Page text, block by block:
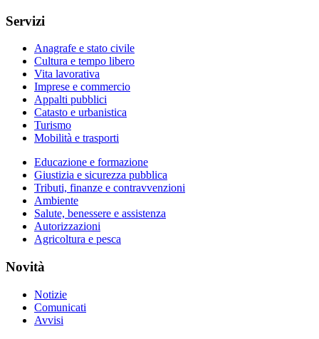
Servizi
Anagrafe e stato civile
Cultura e tempo libero
Vita lavorativa
Imprese e commercio
Appalti pubblici
Catasto e urbanistica
Turismo
Mobilità e trasporti
Educazione e formazione
Giustizia e sicurezza pubblica
Tributi, finanze e contravvenzioni
Ambiente
Salute, benessere e assistenza
Autorizzazioni
Agricoltura e pesca
Novità
Notizie
Comunicati
Avvisi